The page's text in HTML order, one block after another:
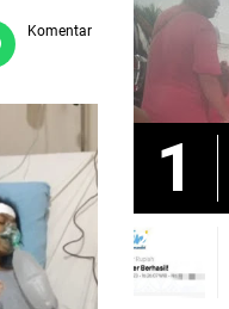
Komentar